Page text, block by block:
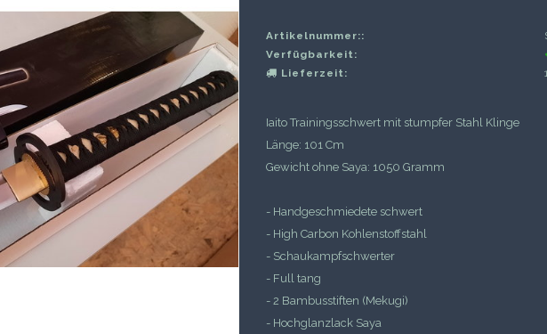
Artikelnummer::
Verfügbarkeit:
Lieferzeit:
Iaito Trainingsschwert mit stumpfer Stahl Klinge
Länge: 101 Cm
Gewicht ohne Saya: 1050 Gramm
- Handgeschmiedete schwert
- High Carbon Kohlenstoffstahl
- Schaukampfschwerter
- Full tang
- 2 Bambusstiften (Mekugi)
- Hochglanzlack Saya